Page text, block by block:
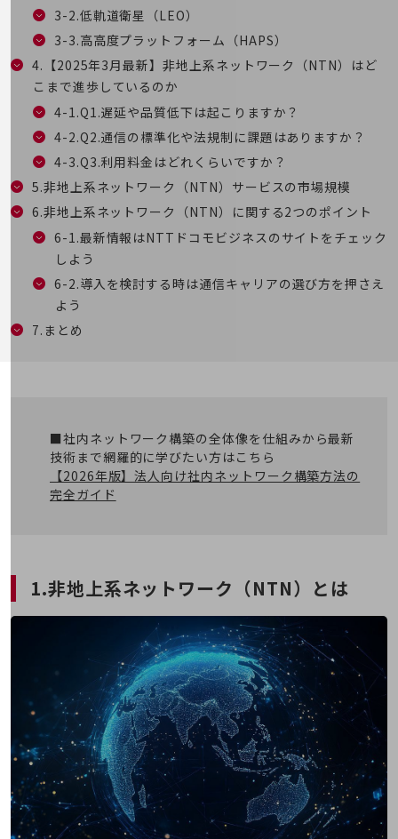
職場環境整備
地域共創・地方創生
セキュリティ対策
遠隔監視
顧客体験（CX）改善
人材不足解消
業種・業態で探す
業種・業態で探すTOP
一次産業
モビリティ
製造・建設業
法人向けスマホ・携帯に関する、
おすすめの機種、料金やサービスをご紹介
ビジネス向けスマートフォン
タフネススマートフォン
データ通信製品
ドコモケータイ
5G対応ホームルーター
3-2.低軌道衛星（LEO）
3-3.高高度プラットフォーム（HAPS）
4.【2025年3月最新】非地上系ネットワーク（NTN）はど
こまで進歩しているのか
4-1.Q1.遅延や品質低下は起こりますか？
4-2.Q2.通信の標準化や法規制に課題はありますか？
4-3.Q3.利用料金はどれくらいですか？
5.非地上系ネットワーク（NTN）サービスの市場規模
6.非地上系ネットワーク（NTN）に関する2つのポイント
6-1.最新情報はNTTドコモビジネスのサイトをチェック
しよう
6-2.導入を検討する時は通信キャリアの選び方を押さえ
よう
7.まとめ
■社内ネットワーク構築の全体像を仕組みから最新
技術まで網羅的に学びたい方はこちら
【2026年版】法人向け社内ネットワーク構築方法の
完全ガイド
1.非地上系ネットワーク（NTN）とは